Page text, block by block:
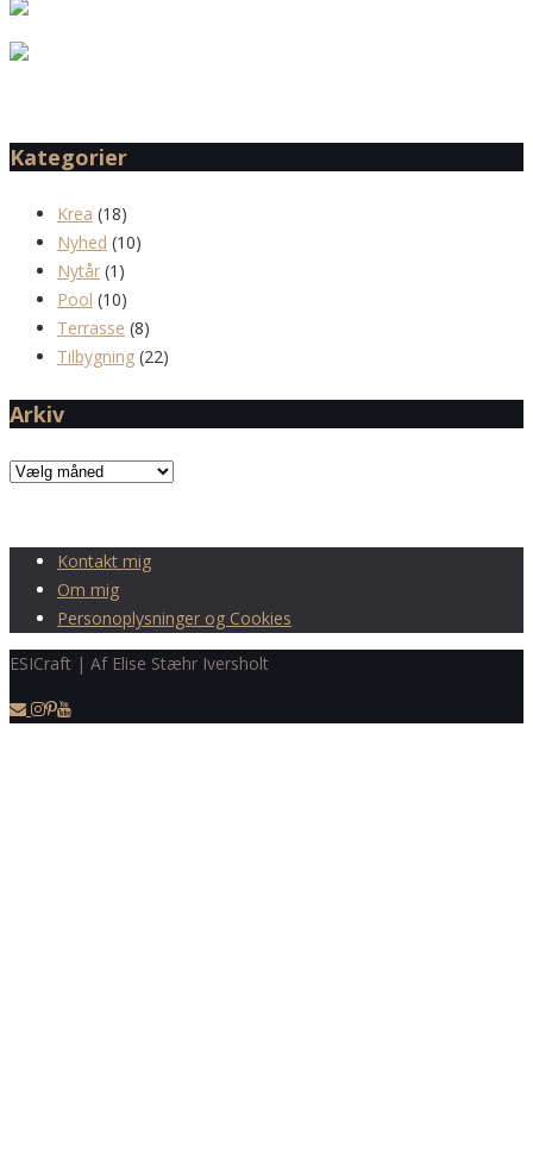
Kategorier
Krea (18)
Nyhed (10)
Nytår (1)
Pool (10)
Terrasse (8)
Tilbygning (22)
Arkiv
Arkiv
Kontakt mig
Om mig
Personoplysninger og Cookies
ESICraft | Af Elise Stæhr Iversholt